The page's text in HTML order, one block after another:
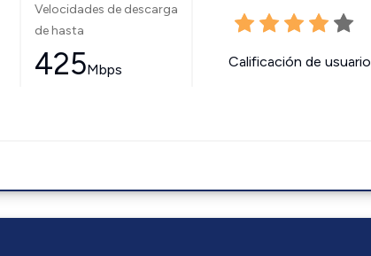
Velocidades de descarga
de hasta
425Mbps Calificación de